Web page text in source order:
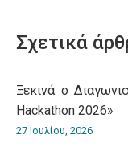
Σχετικά
Ξεκινά ο
Hackathon 2026»
27 Ιουλίου, 2026